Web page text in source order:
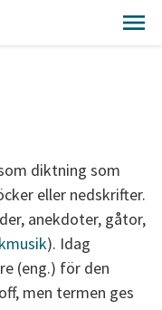
diktning som
eller nedskrifter.
anekdoter, gåtor,
). Idag
(eng.) för den
men termen ges